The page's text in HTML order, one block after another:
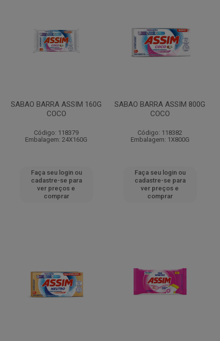
SABAO BARRA ASSIM 160G
COCO
Código: 118379
Embalagem: 24X160G
Faça seu login ou
cadastre-se para
ver preços e
comprar
SABAO BARRA ASSIM 800G
COCO
Código: 118382
Embalagem: 1X800G
Faça seu login ou
cadastre-se para
ver preços e
comprar